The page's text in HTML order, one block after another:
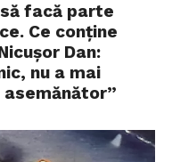
facă parte
Ce conține
Dan:
nu a mai